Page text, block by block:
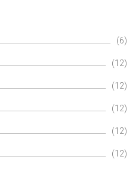
(6)
(12)
(12)
(12)
(12)
(12)